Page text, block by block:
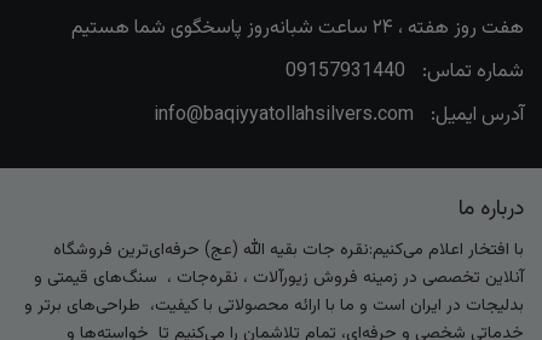
هفت روز هفته ، ۲۴ ساعت شبانه‌روز پاسخگوی شما هستیم
شماره تماس:
09157931440
آدرس ایمیل:
info@baqiyyatollahsilvers.com
درباره ما
با افتخار اعلام می‌کنیم:نقره جات بقیه الله (عج) حرفه‌ای‌ترین فروشگاه
آنلاین تخصصی در زمینه فروش زیورآلات ، نقره‌جات ، سنگ‌های قیمتی و
بدلیجات در ایران است و ما با ارائه محصولاتی با کیفیت، طراحی‌های برتر و
خدماتی شخصی و حرفه‌ای، تمام تلاشمان را می‌کنیم تا خواسته‌ها و